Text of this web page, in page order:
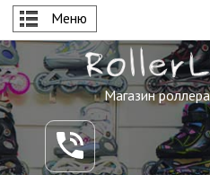
Меню
Магазин